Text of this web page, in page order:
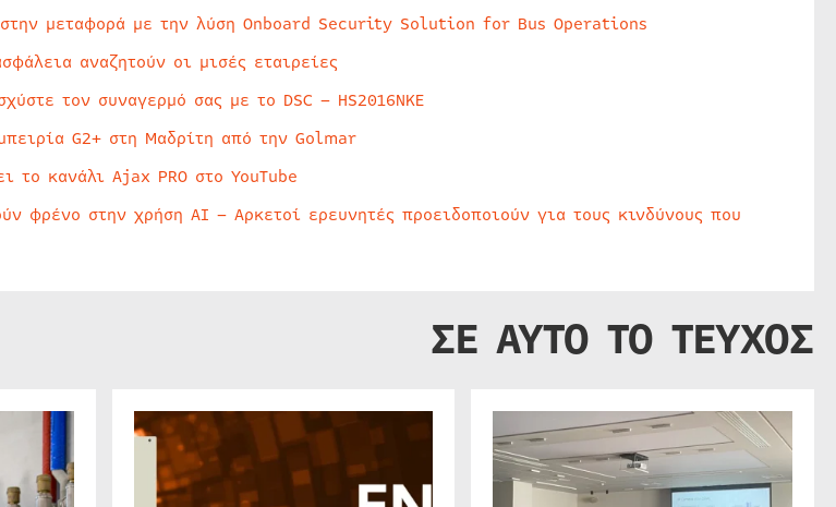
μεταφορά με την λύση Onboard Security Solution for Bus Operations
αναζητούν οι μισές εταιρείες
τον συναγερμό σας με το DSC – HS2016NKE
G2+ στη Μαδρίτη από την Golmar
το κανάλι Ajax PRO στο YouTube
φρένο στην χρήση AI – Αρκετοί ερευνητές προειδοποιούν για τους κινδύνους που
ΣΕ ΑΥΤΟ ΤΟ ΤΕΥΧΟΣ